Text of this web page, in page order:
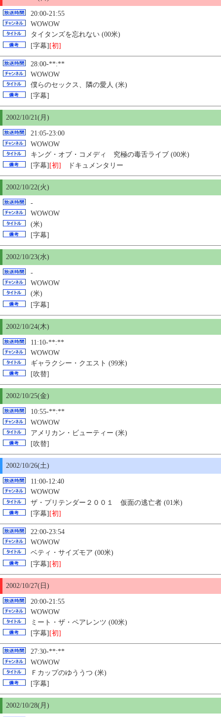
20:00-21:55
WOWOW
タイタンズを忘れない (00米)
[字幕][初]
28:00-**:**
WOWOW
僕らのセックス、隣の愛人 (米)
[字幕]
2002/10/21(月)
21:05-23:00
WOWOW
キング・オブ・コメディ 究極の毒舌ライブ (00米)
[字幕] [初] ドキュメンタリー
2002/10/22(火)
-
WOWOW
(米)
[字幕]
2002/10/23(水)
-
WOWOW
(米)
[字幕]
2002/10/24(木)
11:10-**:**
WOWOW
ギャラクシー・クエスト (99米)
[吹替]
2002/10/25(金)
10:55-**:**
WOWOW
アメリカン・ビューティー (米)
[吹替]
2002/10/26(土)
11:00-12:40
WOWOW
ザ・プリテンダー２００１ 仮面の逃亡者 (01米)
[字幕] [初]
22:00-23:54
WOWOW
ベティ・サイズモア (00米)
[字幕][初]
2002/10/27(日)
20:00-21:55
WOWOW
ミート・ザ・ペアレンツ (00米)
[字幕] [初]
27:30-**:**
WOWOW
Ｆカップのゆううつ (米)
[字幕]
2002/10/28(月)